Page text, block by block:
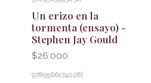
Un erizo en la
tormenta (ensayo) -
Stephen Jay Gould
$26.000
9789566174028|